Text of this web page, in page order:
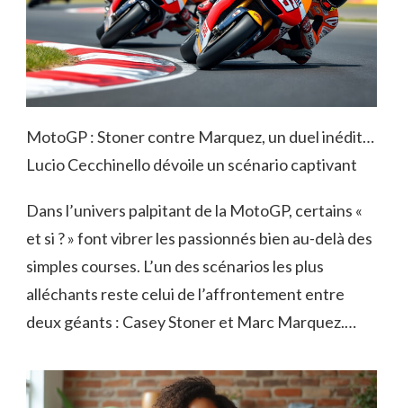
MotoGP : Stoner contre Marquez, un duel inédit…
Lucio Cecchinello dévoile un scénario captivant
Dans l’univers palpitant de la MotoGP, certains «
et si ? » font vibrer les passionnés bien au-delà des
simples courses. L’un des scénarios les plus
alléchants reste celui de l’affrontement entre
deux géants : Casey Stoner et Marc Marquez.…